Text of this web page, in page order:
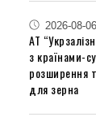
2026-08-06
АТ
з країнами-
розширення
для зерна